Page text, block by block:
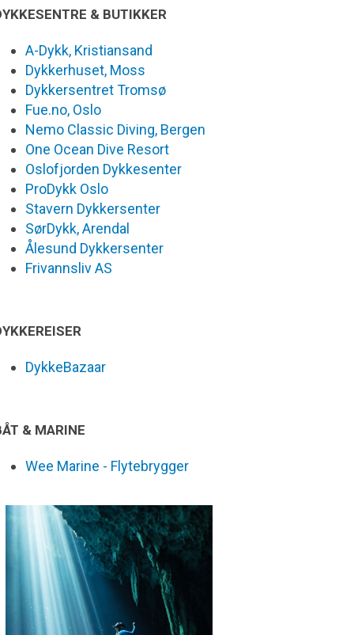
& BUTIKKER
A-Dykk, Kristiansand
Dykkerhuset, Moss
Dykkersentret Tromsø
Fue.no, Oslo
Nemo Classic Diving, Bergen
One Ocean Dive Resort
Oslofjorden Dykkesenter
ProDykk Oslo
Stavern Dykkersenter
SørDykk, Arendal
Ålesund Dykkersenter
Frivannsliv AS
DykkeBazaar
& MARINE
Wee Marine - Flytebrygger